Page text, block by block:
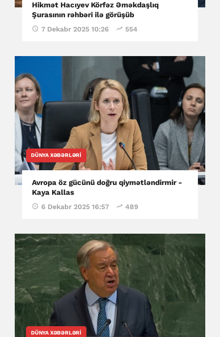
Hikmət Hacıyev Körfəz Əməkdaşlıq
Şurasının rəhbəri ilə görüşüb
7 Dekabr 2025 10:26 554
DÜNYA XƏBƏRLƏRI
Avropa öz gücünü doğru qiymətləndirmir -
Kaya Kallas
6 Dekabr 2025 16:57 489
DÜNYA XƏBƏRLƏRI